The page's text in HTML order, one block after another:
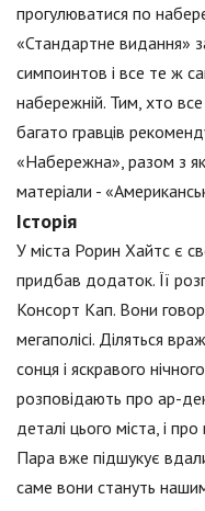
прогулюватися по
«Стандартне видання»
симпоинтов і все те ж
набережній. Тим, хто
багато гравців
«Набережна», разом з
матеріали -
Історія
У міста Рорин Хайтс є
придбав додаток. Її
Консорт Кап. Вони
мегаполісі. Діляться
сонця і яскравого
розповідають про ар-
деталі цього міста, і
Пара вже підшукує
саме вони стануть